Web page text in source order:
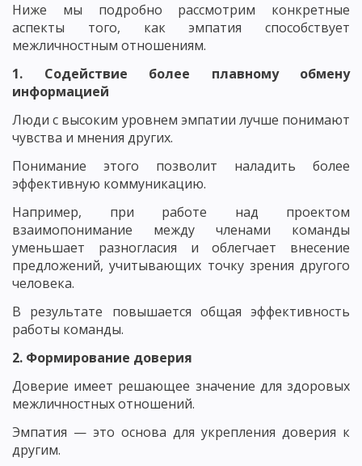
Ниже мы подробно рассмотрим конкретные
аспекты того, как эмпатия способствует
межличностным отношениям.
1. Содействие более плавному обмену
информацией
Люди с высоким уровнем эмпатии лучше понимают
чувства и мнения других.
Понимание этого позволит наладить более
эффективную коммуникацию.
Например, при работе над проектом
взаимопонимание между членами команды
уменьшает разногласия и облегчает внесение
предложений, учитывающих точку зрения другого
человека.
В результате повышается общая эффективность
работы команды.
2. Формирование доверия
Доверие имеет решающее значение для здоровых
межличностных отношений.
Эмпатия — это основа для укрепления доверия к
другим.